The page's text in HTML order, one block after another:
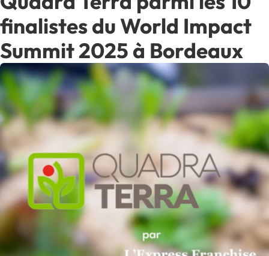
finalistes du World Impact
Summit 2025 à Bordeaux